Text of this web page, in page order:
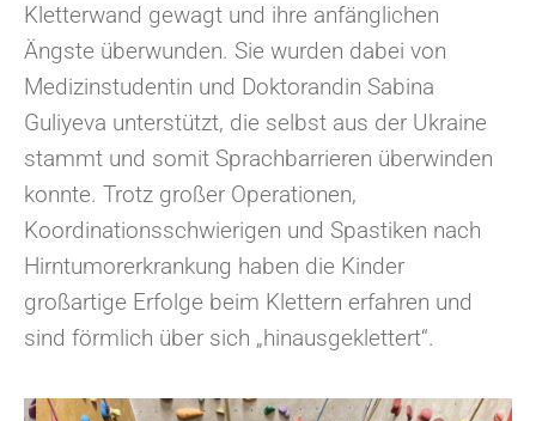
Kletterwand gewagt und ihre anfänglichen
Ängste überwunden. Sie wurden dabei von
Medizinstudentin und Doktorandin Sabina
Guliyeva unterstützt, die selbst aus der Ukraine
stammt und somit Sprachbarrieren überwinden
konnte. Trotz großer Operationen,
Koordinationsschwierigen und Spastiken nach
Hirntumorerkrankung haben die Kinder
großartige Erfolge beim Klettern erfahren und
sind förmlich über sich „hinausgeklettert“.